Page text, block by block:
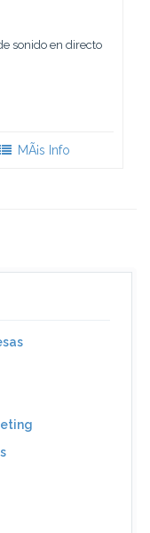
sonido en directo
MÃ¡s Info